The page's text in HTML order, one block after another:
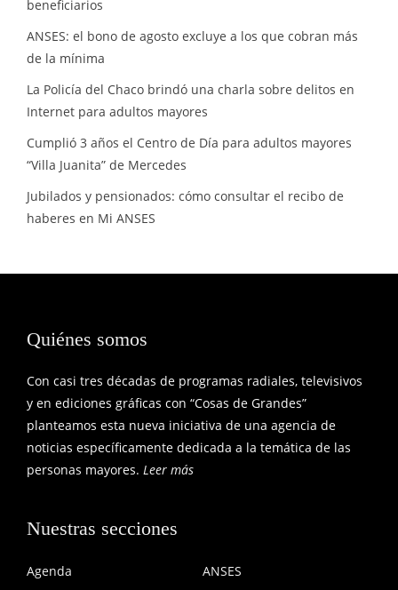
beneficiarios
ANSES: el bono de agosto excluye a los que cobran más
de la mínima
La Policía del Chaco brindó una charla sobre delitos en
Internet para adultos mayores
Cumplió 3 años el Centro de Día para adultos mayores
“Villa Juanita” de Mercedes
Jubilados y pensionados: cómo consultar el recibo de
haberes en Mi ANSES
Quiénes somos
Con casi tres décadas de programas radiales, televisivos
y en ediciones gráficas con “Cosas de Grandes”
planteamos esta nueva iniciativa de una agencia de
noticias específicamente dedicada a la temática de las
personas mayores. Leer más
Nuestras secciones
Agenda
ANSES